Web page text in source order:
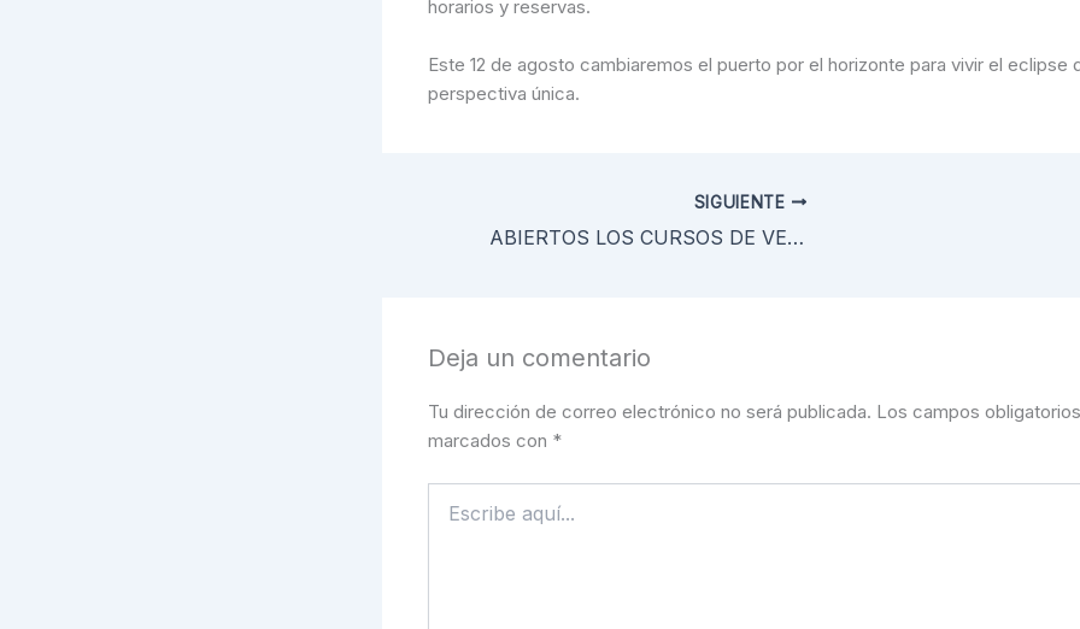
horarios y reservas.
Este 12 de agosto cambiaremos el puerto por el horizonte para vivir el eclipse
perspectiva única.
SIGUIENTE
ABIERTOS LOS CURSOS DE VELA – VERANO 2026
Deja un comentario
Tu dirección de correo electrónico no será publicada. Los campos
marcados con *
aquí...